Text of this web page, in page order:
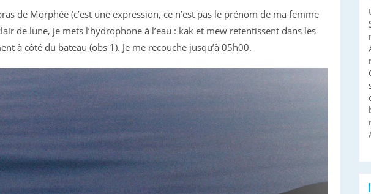
de Morphée (c’est une expression, ce n’est pas le prénom de ma femme
de lune, je mets l’hydrophone à l’eau : kak et mew retentissent dans les
à côté du bateau (obs 1). Je me recouche jusqu’à 05h00.